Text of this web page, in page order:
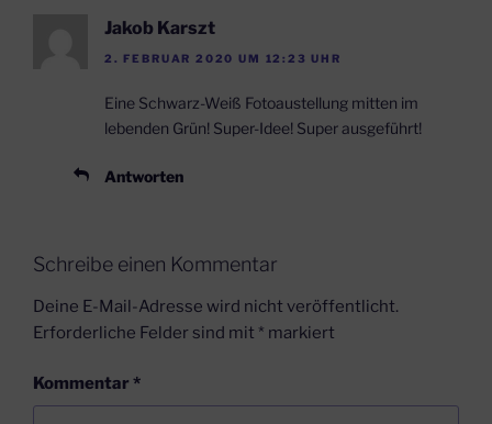
Jakob Karszt
2. FEBRUAR 2020 UM 12:23 UHR
Eine Schwarz-Weiß Fotoaustellung mitten im
lebenden Grün! Super-Idee! Super ausgeführt!
Antworten
Schreibe einen Kommentar
Deine E-Mail-Adresse wird nicht veröffentlicht.
Erforderliche Felder sind mit * markiert
Kommentar *